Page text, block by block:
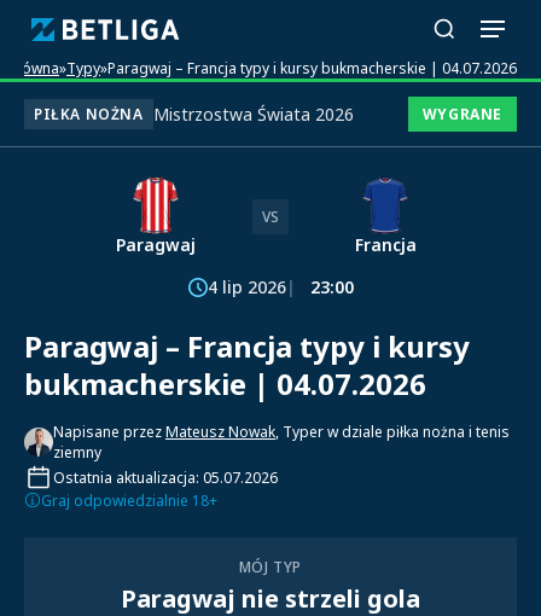
główna»Typy»Paragwaj – Francja typy i kursy bukmacherskie | 04.07.2026
PIŁKA NOŻNA Mistrzostwa Świata 2026 WYGRANE
Paragwaj
VS
Francja
4 lip 2026
23:00
Paragwaj – Francja typy i kursy
bukmacherskie | 04.07.2026
Napisane przezMateusz Nowak, Typer w dziale piłka nożna i tenis
ziemny
Ostatnia aktualizacja: 05.07.2026
Graj odpowiedzialnie 18+
MÓJ TYP
Paragwaj nie strzeli gola